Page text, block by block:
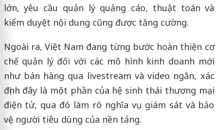
lớn, yêu cầu quản lý quảng cáo, thuật toán và
kiểm duyệt nội dung cũng được tăng cường.
Ngoài ra, Việt Nam đang từng bước hoàn thiện cơ
chế quản lý đối với các mô hình kinh doanh mới
như bán hàng qua livestream và video ngắn, xác
định đây là một phần của hệ sinh thái thương mại
điện tử, qua đó làm rõ nghĩa vụ giám sát và bảo
vệ người tiêu dùng của nền tảng.